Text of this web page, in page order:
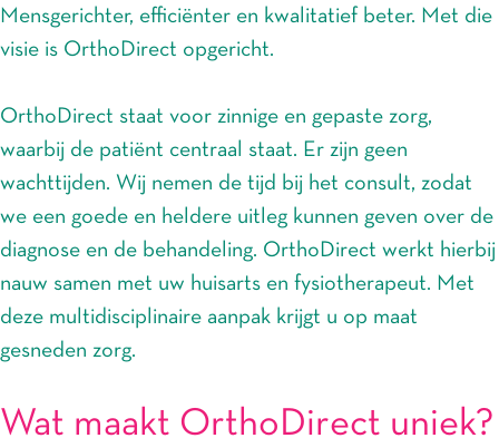
Mensgerichter, efficiënter en kwalitatief beter. Met die
visie is OrthoDirect opgericht.
OrthoDirect staat voor zinnige en gepaste zorg,
waarbij de patiënt centraal staat. Er zijn geen
wachttijden. Wij nemen de tijd bij het consult, zodat
we een goede en heldere uitleg kunnen geven over de
diagnose en de behandeling. OrthoDirect werkt hierbij
nauw samen met uw huisarts en fysiotherapeut. Met
deze multidisciplinaire aanpak krijgt u op maat
gesneden zorg.
Wat maakt OrthoDirect uniek?